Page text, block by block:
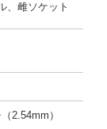
、雌ソケット
2.54mm）